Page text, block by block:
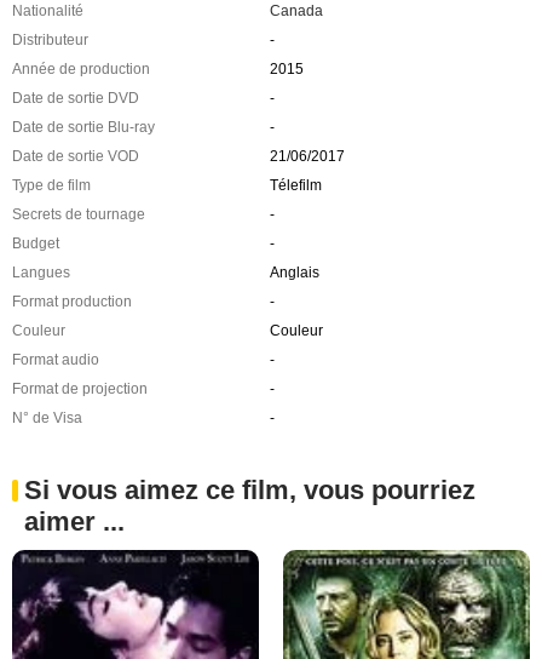
Nationalité
Canada
Distributeur
-
Année de production
2015
Date de sortie DVD
-
Date de sortie Blu-ray
-
Date de sortie VOD
21/06/2017
Type de film
Télefilm
Secrets de tournage
-
Budget
-
Langues
Anglais
Format production
-
Couleur
Couleur
Format audio
-
Format de projection
-
N° de Visa
-
Si vous aimez ce film, vous pourriez
aimer ...